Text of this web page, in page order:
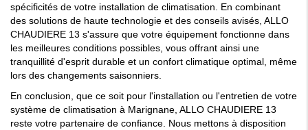
spécificités de votre installation de climatisation. En combinant
des solutions de haute technologie et des conseils avisés, ALLO
CHAUDIERE 13 s'assure que votre équipement fonctionne dans
les meilleures conditions possibles, vous offrant ainsi une
tranquillité d'esprit durable et un confort climatique optimal, même
lors des changements saisonniers.
En conclusion, que ce soit pour l'installation ou l'entretien de votre
système de climatisation à Marignane, ALLO CHAUDIERE 13
reste votre partenaire de confiance. Nous mettons à disposition